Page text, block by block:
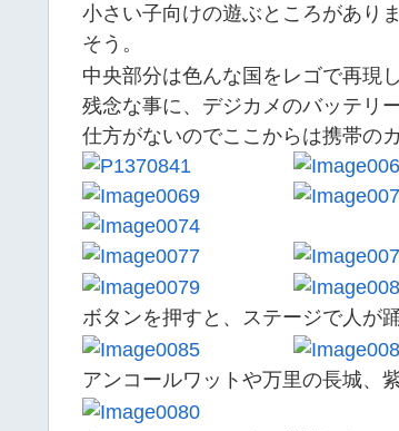
小さい子向けの遊ぶところがあり
そう。
中央部分は色んな国をレゴで再現
残念な事に、デジカメのバッテリ
仕方がないのでここからは携帯の
ボタンを押すと、ステージで人が
アンコールワットや万里の長城、